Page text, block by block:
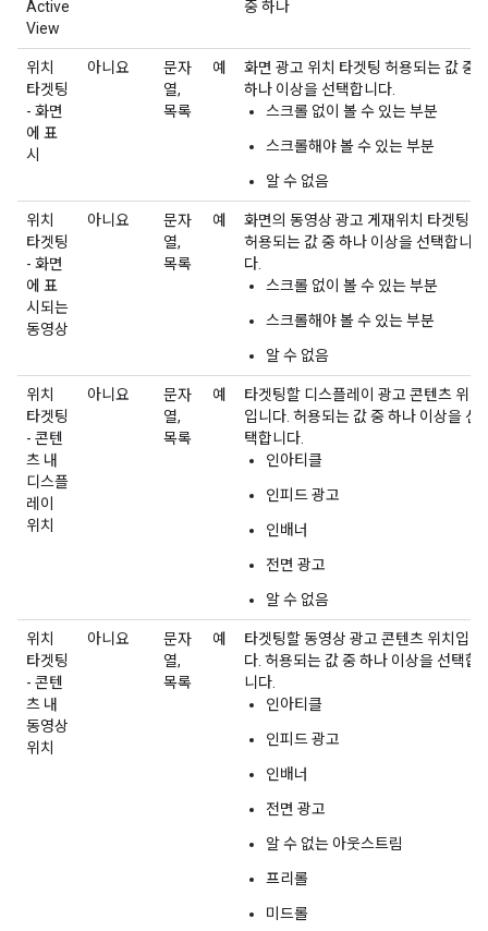
Active
View
중 하나
위치
타겟팅
- 화면
에 표
시
아니요
문자
열,
목록
예
화면 광고 위치 타겟팅 허용되는 값 중
하나 이상을 선택합니다.
스크롤 없이 볼 수 있는 부분
스크롤해야 볼 수 있는 부분
알 수 없음
위치
타겟팅
- 화면
에 표
시되는
동영상
아니요
문자
열,
목록
예
화면의 동영상 광고 게재위치 타겟팅
허용되는 값 중 하나 이상을 선택합니
다.
스크롤 없이 볼 수 있는 부분
스크롤해야 볼 수 있는 부분
알 수 없음
위치
타겟팅
- 콘텐
츠 내
디스플
레이
위치
아니요
문자
열,
목록
예
타겟팅할 디스플레이 광고 콘텐츠 위치
입니다. 허용되는 값 중 하나 이상을 선
택합니다.
인아티클
인피드 광고
인배너
전면 광고
알 수 없음
위치
타겟팅
- 콘텐
츠 내
동영상
위치
아니요
문자
열,
목록
예
타겟팅할 동영상 광고 콘텐츠 위치입니
다. 허용되는 값 중 하나 이상을 선택합
니다.
인아티클
인피드 광고
인배너
전면 광고
알 수 없는 아웃스트림
프리롤
미드롤